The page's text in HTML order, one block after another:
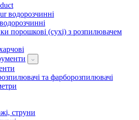
водорозчинні
порошкові (сухі) з розпилювачем
та фарборозпилювачі
струни